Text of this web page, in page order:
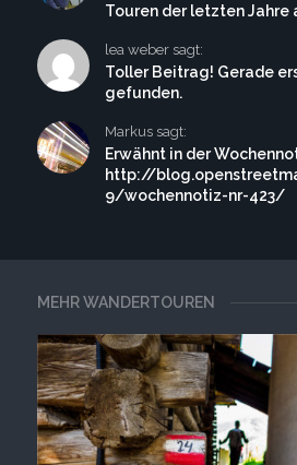
MEHR WANDERTOUREN
Touren der letzten Jahre
lea weber sagt:
Toller Beitrag! Gerade
gefunden.
Markus sagt:
Erwähnt in der
http://
9/wochennotiz-nr-423/